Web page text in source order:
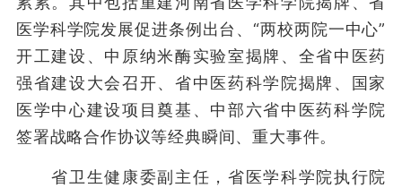
医学科学院发展促进条例出台、“两校两院一中心”
开工建设、中原纳米酶实验室揭牌、全省中医药
强省建设大会召开、省中医药科学院揭牌、国家
医学中心建设项目奠基、中部六省中医药科学院
签署战略合作协议等经典瞬间、重大事件。
省卫生健康委副主任，省医学科学院执行院